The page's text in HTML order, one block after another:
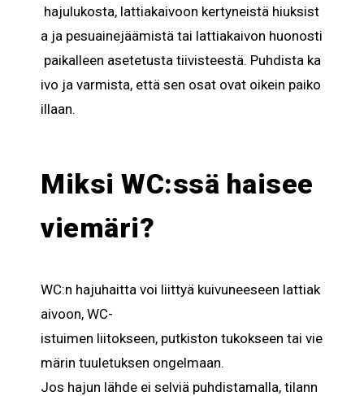
hajulukosta, lattiakaivoon kertyneistä hiuksist
a ja pesuainejäämistä tai lattiakaivon huonosti
paikalleen asetetusta tiivisteestä. Puhdista ka
ivo ja varmista, että sen osat ovat oikein paiko
illaan.
Miksi WC:ssä haisee
viemäri?
WC:n hajuhaitta voi liittyä kuivuneeseen lattiak
aivoon, WC-
istuimen liitokseen, putkiston tukokseen tai vie
märin tuuletuksen ongelmaan.
Jos hajun lähde ei selviä puhdistamalla, tilann